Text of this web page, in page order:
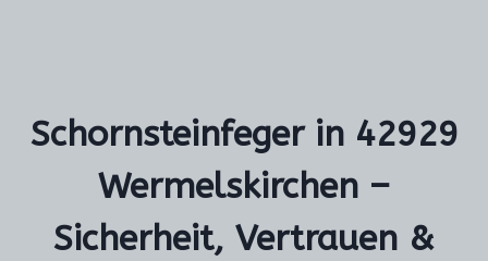
Schornsteinfeger in 42929
Wermelskirchen –
Sicherheit, Vertrauen &